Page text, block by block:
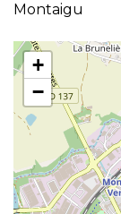
Montaigu
+
−